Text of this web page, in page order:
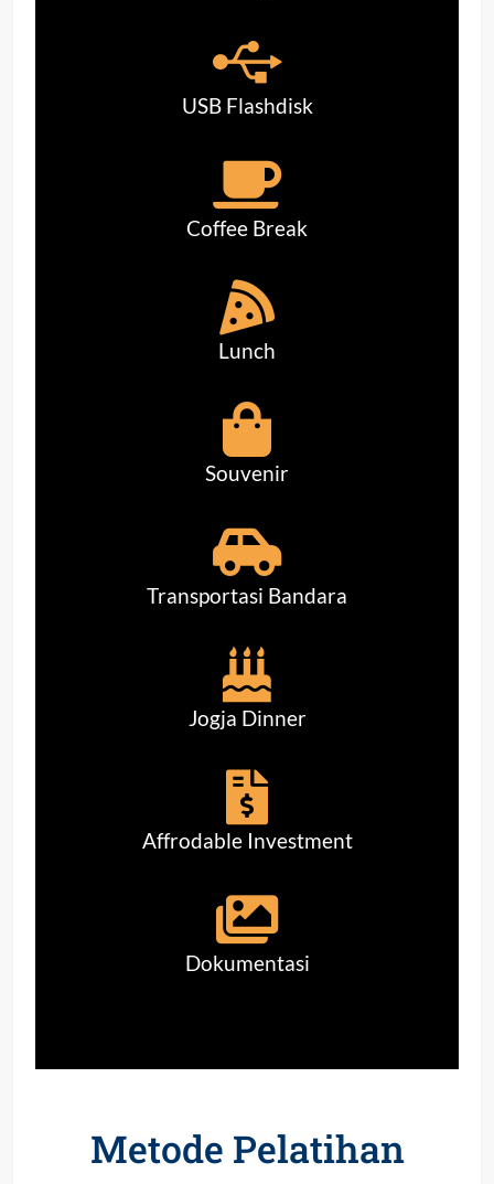
USB Flashdisk
Coffee Break
Lunch
Souvenir
Transportasi Bandara
Jogja Dinner
Affrodable Investment
Dokumentasi
Metode Pelatihan